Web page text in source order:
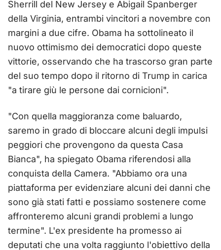
Sherrill del New Jersey e Abigail Spanberger
della Virginia, entrambi vincitori a novembre con
margini a due cifre. Obama ha sottolineato il
nuovo ottimismo dei democratici dopo queste
vittorie, osservando che ha trascorso gran parte
del suo tempo dopo il ritorno di Trump in carica
"a tirare giù le persone dai cornicioni".
"Con quella maggioranza come baluardo,
saremo in grado di bloccare alcuni degli impulsi
peggiori che provengono da questa Casa
Bianca", ha spiegato Obama riferendosi alla
conquista della Camera. "Abbiamo ora una
piattaforma per evidenziare alcuni dei danni che
sono già stati fatti e possiamo sostenere come
affronteremo alcuni grandi problemi a lungo
termine". L'ex presidente ha promesso ai
deputati che una volta raggiunto l'obiettivo della